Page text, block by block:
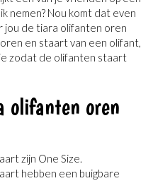
nemen? Nou komt dat even
jou de tiara olifanten oren
en staart van een olifant,
zodat de olifanten staart
olifanten oren
zijn One Size.
hebben een buigbare